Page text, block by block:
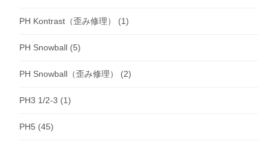
PH Kontrast（歪み修理） (1)
PH Snowball (5)
PH Snowball（歪み修理） (2)
PH3 1/2-3 (1)
PH5 (45)